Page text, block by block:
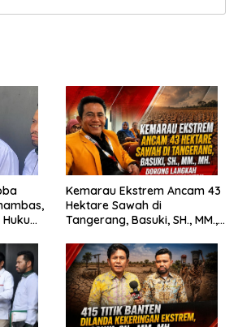
Kemarau Ekstrem Ancam 43
Hektare Sawah di
Tangerang, Basuki, SH., MM.,
Pemerintah